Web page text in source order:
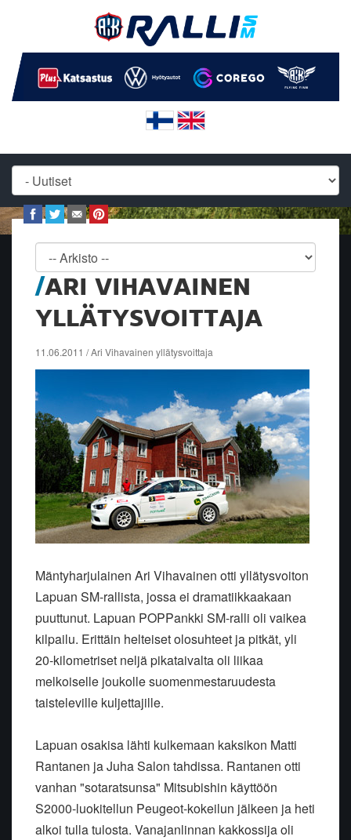
ARI VIHAVAINEN
YLLÄTYSVOITTAJA
11.06.2011 / Ari Vihavainen yllätysvoittaja
Mäntyharjulainen Ari Vihavainen otti yllätysvoiton
Lapuan SM-rallista, jossa ei dramatiikkaakaan
puuttunut. Lapuan POPPankki SM-ralli oli vaikea
kilpailu. Erittäin helteiset olosuhteet ja pitkät, yli
20-kilometriset neljä pikataivalta oli liikaa
melkoiselle joukolle suomenmestaruudesta
taisteleville kuljettajille.
Lapuan osakisa lähti kulkemaan kaksikon Matti
Rantanen ja Juha Salon tahdissa. Rantanen otti
vanhan "sotaratsunsa" Mitsubishin käyttöön
S2000-luokitellun Peugeot-kokeilun jälkeen ja heti
alkoi tulla tulosta. Vanajanlinnan kakkossija oli